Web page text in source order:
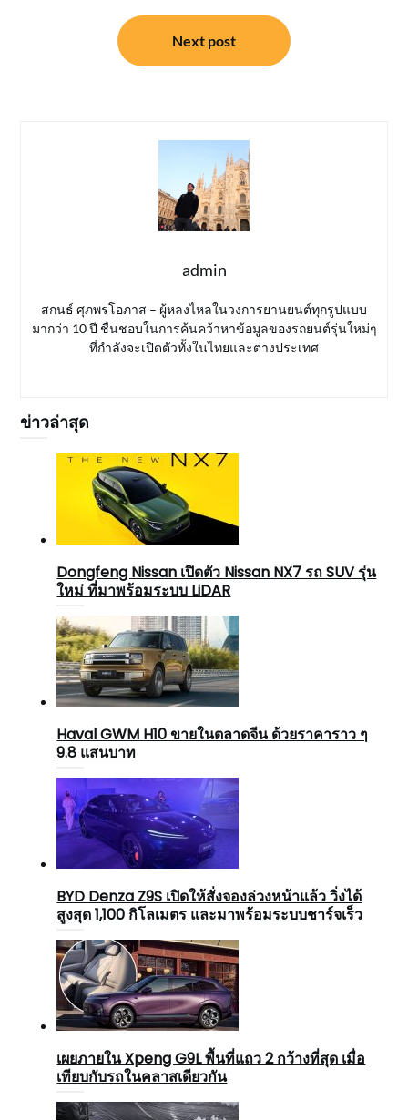
Next post
admin
สกนธ์ ศุภพรโอภาส – ผู้หลงไหลในวงการยานยนต์ทุกรูปแบบ
มากว่า 10 ปี ชื่นชอบในการค้นคว้าหาข้อมูลของรถยนต์รุ่นใหม่ๆ
ที่กำลังจะเปิดตัวทั้งในไทยและต่างประเทศ
ข่าวล่าสุด
Dongfeng Nissan เปิดตัว Nissan NX7 รถ SUV รุ่น
ใหม่ ที่มาพร้อมระบบ LiDAR
Haval GWM H10 ขายในตลาดจีน ด้วยราคาราว ๆ
9.8 แสนบาท
BYD Denza Z9S เปิดให้สั่งจองล่วงหน้าแล้ว วิ่งได้
สูงสุด 1,100 กิโลเมตร และมาพร้อมระบบชาร์จเร็ว
เผยภายใน Xpeng G9L พื้นที่แถว 2 กว้างที่สุด เมื่อ
เทียบกับรถในคลาสเดียวกัน